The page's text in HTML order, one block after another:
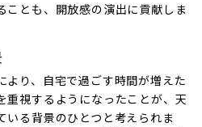
ことも、開放感の演出に貢献しま
より、自宅で過ごす時間が増えた
重視するようになったことが、天
る背景のひとつと考えられま